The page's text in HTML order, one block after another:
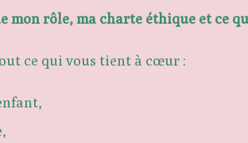
mon rôle, ma charte éthique et ce
ce qui vous tient à cœur :